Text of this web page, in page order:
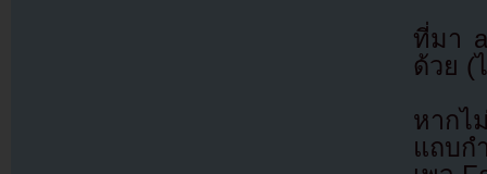
ที่มา
ด้วย (
หากไ
แถบก